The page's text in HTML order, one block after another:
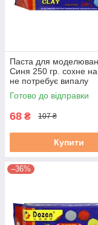
Паста для
Синя 250 гр. сохне на
не потребує випалу
Готово до відправки
68 ₴ 107 ₴
Купити
–36%